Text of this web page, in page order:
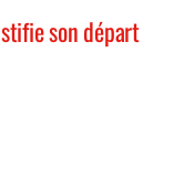
son départ